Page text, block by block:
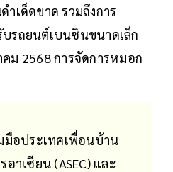
ำเด็ดขาด รวมถึงการ
รถยนต์เบนซินขนาดเล็ก
คม 2568 การจัดการหมอก
มือประเทศเพื่อนบ้าน
าเซียน (ASEC) และ